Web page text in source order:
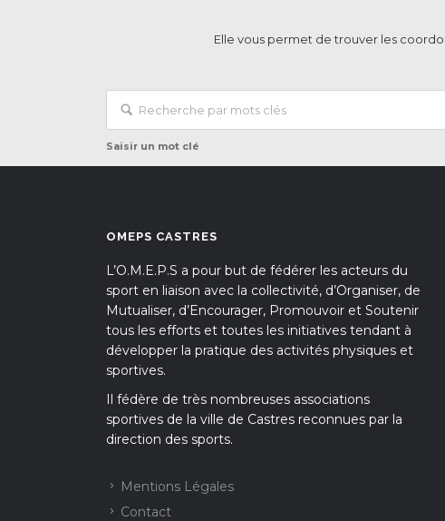
Elle vous permet de trouver les
Saisir un mot clé
OMEPS CASTRES
L’O.M.E.P.S a pour but de fédérer les acteurs du
sport en liaison avec la collectivité, d’Organiser, de
Mutualiser, d’Encourager, Promouvoir et Soutenir
tous les efforts et toutes les initiatives tendant à
développer la pratique des activités physiques et
sportives.
Il fédère de très nombreuses associations
sportives de la ville de Castres reconnues par la
direction des sports.
Mentions Légales
Contact